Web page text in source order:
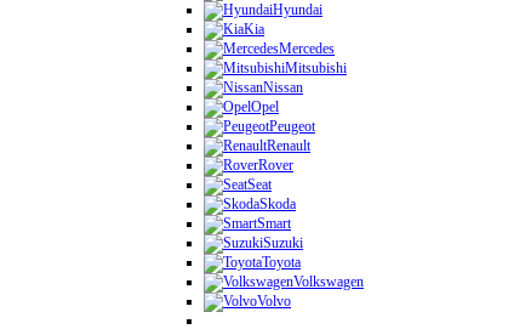
Hyundai
Kia
Mercedes
Mitsubishi
Nissan
Opel
Peugeot
Renault
Rover
Seat
Skoda
Smart
Suzuki
Toyota
Volkswagen
Volvo